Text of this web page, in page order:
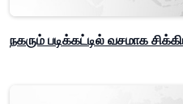
நகரும் படிக்கட்டில் வசமாக